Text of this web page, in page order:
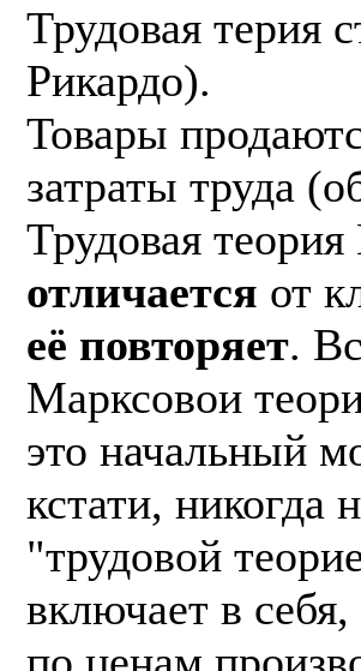
Трудовая терия
Рикардо).
Товары
затраты труда
Трудовая
отличается от
её повторяет.
Марксовои
это начальный
кстати, никогда
"трудовой
включает в